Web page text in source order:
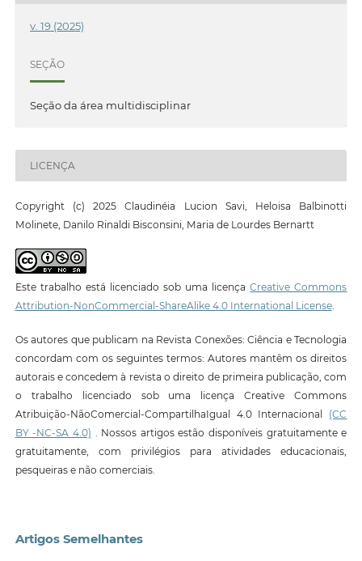
v. 19 (2025)
SEÇÃO
Seção da área multidisciplinar
LICENÇA
Copyright (c) 2025 Claudinéia Lucion Savi, Heloisa Balbinotti
Molinete, Danilo Rinaldi Bisconsini, Maria de Lourdes Bernartt
Este trabalho está licenciado sob uma licençaCreative Commons
Attribution-NonCommercial-ShareAlike 4.0 International License.
Os autores que publicam na Revista Conexões: Ciência e Tecnologia
concordam com os seguintes termos: Autores mantêm os direitos
autorais e concedem à revista o direito de primeira publicação, com
o trabalho licenciado sob uma licença Creative Commons
Atribuição-NãoComercial-CompartilhaIgual 4.0 Internacional (CC
BY -NC-SA 4.0) . Nossos artigos estão disponíveis gratuitamente e
gratuitamente, com privilégios para atividades educacionais,
pesqueiras e não comerciais.
Artigos Semelhantes